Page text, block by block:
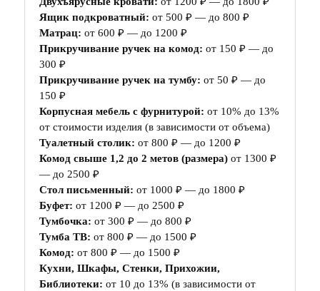
Ящик подкроватный: от 500 ₽ — до 800 ₽
Матрац: от 600 ₽ — до 1200 ₽
Прикручивание ручек на комод: от 150 ₽ — до
300 ₽
Прикручивание ручек на тумбу: от 50 ₽ — до
150 ₽
Корпусная мебель с фурнитурой: от 10% до 13%
от стоимости изделия (в зависимости от объема)
Туалетный столик: от 800 ₽ — до 1200 ₽
Комод свыше 1,2 до 2 метов (размера) от 1300 ₽
— до 2500 ₽
Стол письменный: от 1000 ₽ — до 1800 ₽
Буфет: от 1200 ₽ — до 2500 ₽
Тумбочка: от 300 ₽ — до 800 ₽
Тумба ТВ: от 800 ₽ — до 1500 ₽
Комод: от 800 ₽ — до 1500 ₽
Кухни, Шкафы, Стенки, Прихожии,
Библиотеки: от 10 до 13% (в зависимости от